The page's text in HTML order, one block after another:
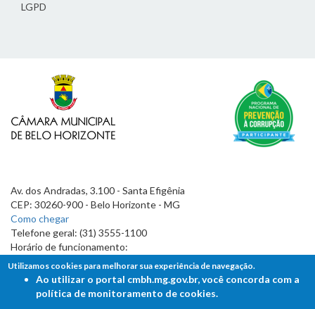
LGPD
Av. dos Andradas, 3.100 - Santa Efigênia
CEP: 30260-900 - Belo Horizonte - MG
Como chegar
Telefone geral: (31) 3555-1100
Horário de funcionamento:
7h às 19h
Utilizamos cookies para melhorar sua experiência de navegação.
Ao utilizar o portal cmbh.mg.gov.br, você concorda com a
política de monitoramento de cookies.